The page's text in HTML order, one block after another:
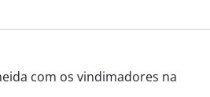
com os vindimadores na